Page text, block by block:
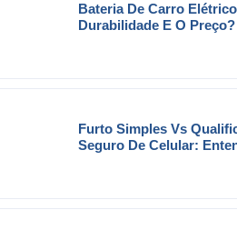
Bateria De Carro
Durabilidade E O Preço?
Furto Simples Vs
Seguro De Celular: